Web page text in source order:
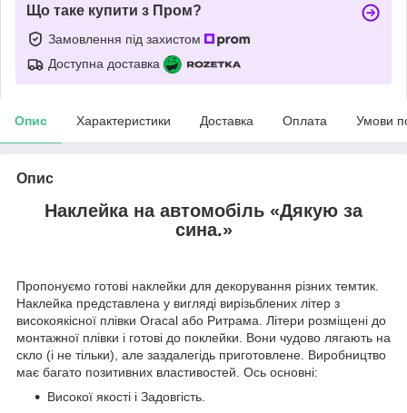
Що таке купити з Пром?
Замовлення під захистом
Доступна доставка
Опис Характеристики Доставка Оплата Умови
Опис
Наклейка на автомобіль «Дякую за
сина.»
Пропонуємо готові наклейки для декорування різних темтик.
Наклейка представлена у вигляді вирізьблених літер з
високоякісної плівки Oracal або Ритрама. Літери розміщені до
монтажної плівки і готові до поклейки. Вони чудово лягають на
скло (і не тільки), але заздалегідь приготовлене. Виробництво
має багато позитивних властивостей. Ось основні:
Високої якості і Задовгість.